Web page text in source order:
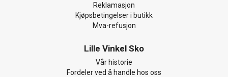
Reklamasjon
Kjøpsbetingelser i butikk
Mva-refusjon
Lille Vinkel Sko
Vår historie
Fordeler ved å handle hos oss